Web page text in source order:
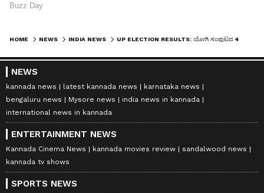
HOME NEWS INDIA NEWS
NEWS
kannada news latest kannada news
karnataka news
bengaluru news
Mysore news
india news in kannada
international news in kannada
ENTERTAINMENT NEWS
Kannada Cinema News kannada movies review
sandalwood news
kannada tv shows
SPORTS NEWS